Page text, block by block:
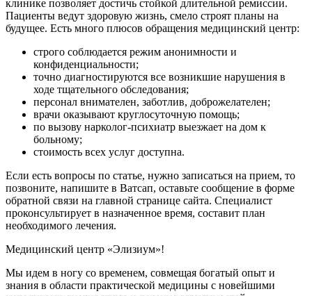
клинике позволяет достичь стойкой длительной ремиссии.
Пациенты ведут здоровую жизнь, смело строят планы на
будущее. Есть много плюсов обращения медицинский центр:
строго соблюдается режим анонимности и
конфиденциальности;
точно диагностируются все возникшие нарушения в
ходе тщательного обследования;
персонал внимателен, заботлив, доброжелателен;
врачи оказывают круглосуточную помощь;
по вызову нарколог-психиатр выезжает на дом к
больному;
стоимость всех услуг доступна.
Если есть вопросы по статье, нужно записаться на прием, то
позвоните, напишите в Ватсап, оставьте сообщение в форме
обратной связи на главной странице сайта. Специалист
проконсультирует в назначенное время, составит план
необходимого лечения.
Медицинский центр «Элизиум»!
Мы идем в ногу со временем, совмещая богатый опыт и
знания в области практической медицины с новейшими